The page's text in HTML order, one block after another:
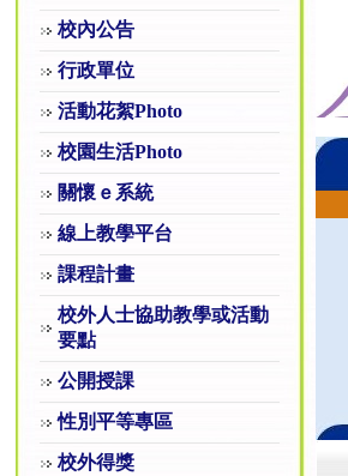
校內公告
行政單位
活動花絮Photo
校園生活Photo
關懷ｅ系統
線上教學平台
課程計畫
校外人士協助教學或活動
要點
公開授課
性別平等專區
校外得獎